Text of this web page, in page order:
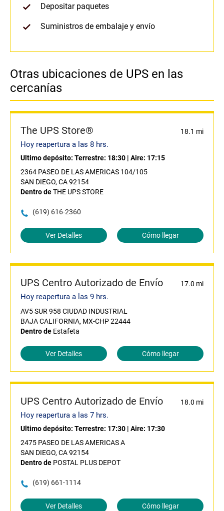
Depositar paquetes
Suministros de embalaje y envío
Otras ubicaciones de UPS en las
cercanías
The UPS Store® 18.1 mi
Hoy reapertura a las 8 hrs.
Ultimo depósito: Terrestre: 18:30 | Aire: 17:15
2364 PASEO DE LAS AMERICAS 104/105
SAN DIEGO, CA 92154
Dentro deTHE UPS STORE
(619) 616-2360
Ver Detalles Cómo llegar
UPS Centro Autorizado de Envío 17.0 mi
Hoy reapertura a las 9 hrs.
AV5 SUR 958 CIUDAD INDUSTRIAL
BAJA CALIFORNIA, MX-CHP 22444
Dentro de Estafeta
Ver Detalles Cómo llegar
UPS Centro Autorizado de Envío 18.0 mi
Hoy reapertura a las 7 hrs.
Ultimo depósito: Terrestre: 17:30 | Aire: 17:30
2475 PASEO DE LAS AMERICAS A
SAN DIEGO, CA 92154
Dentro de POSTAL PLUS DEPOT
(619) 661-1114
Ver Detalles Cómo llegar